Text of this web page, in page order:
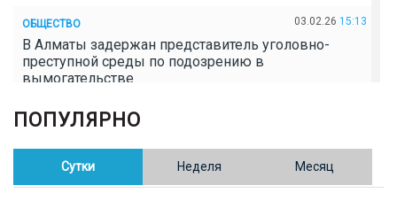
ОБЩЕСТВО 03.02.26 15:13
В Алматы задержан представитель уголовно-
преступной среды по подозрению в
вымогательстве
ОБЩЕСТВО
Полицейские пресекли незаконное выращивание
конопли в Таразе
ПОПУЛЯРНО
Сутки Неделя Месяц